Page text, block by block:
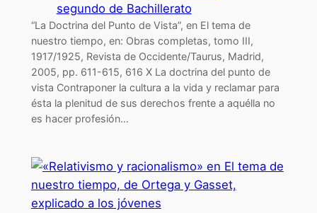
segundo de Bachillerato
“La Doctrina del Punto de Vista”, en El tema de
nuestro tiempo, en: Obras completas, tomo III,
1917/1925, Revista de Occidente/Taurus, Madrid,
2005, pp. 611-615, 616 X La doctrina del punto de
vista Contraponer la cultura a la vida y reclamar para
ésta la plenitud de sus derechos frente a aquélla no
es hacer profesión…